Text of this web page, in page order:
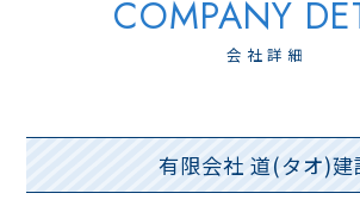
会社詳細
有限会社 道(タオ)建